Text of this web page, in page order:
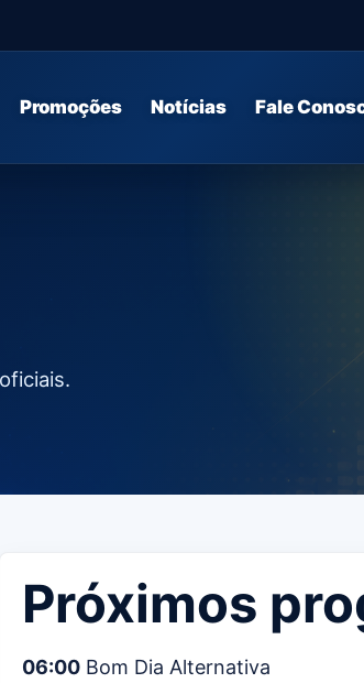
Promoções Notícias Fale
Próximos
06:00 Bom Dia Alternativa